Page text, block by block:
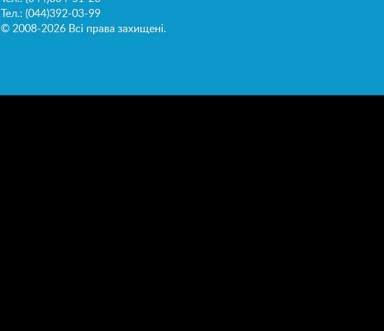
Тел.: (044)392-03-99
© 2008-2026 Всі права захищені.